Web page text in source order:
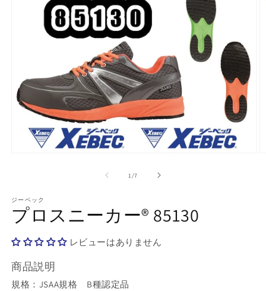
で
メ
デ
ア
を
開
く
1/の
7
ジーベック
プロスニーカー® 85130
レビューはありません
商品説明
規格：JSAA規格 B種認定品